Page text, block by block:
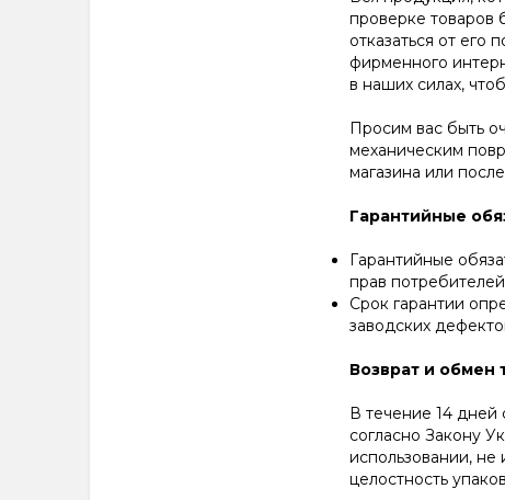
проверке товаров
отказаться от его
фирменного
в наших силах,
Просим вас быть
механическим
магазина или
Гарантийные
Гарантийные
прав
Срок гарантии
заводских
Возврат и обмен
В течение 14 дней
согласно Закону
использовании,
целостность